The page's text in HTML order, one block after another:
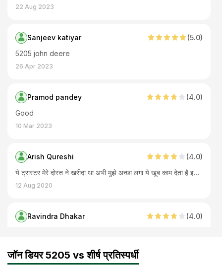
22 Aug 2023
Sanjeev katiyar (5.0)
5205 john deere
26 Apr 2023
Pramod pandey (4.0)
Good
10 Mar 2023
Arish Qureshi (4.0)
ये ट्रास्टर मेरे दोस्त ने खरीदा था अभी मुझे अच्छा लगा ये खूब काम देता है इसके टायर भी बढ़िया हैं । इमे डीजल भी कम जाता मेंने इसपे काम किया बोहयत आराम से चलता है सब काम मे इस्तेमाल कर पाते इसको
12 Aug 2020
Ravindra Dhakar (4.0)
जॉन डियर 5205 vs शीर्ष प्रतिस्पर्धी